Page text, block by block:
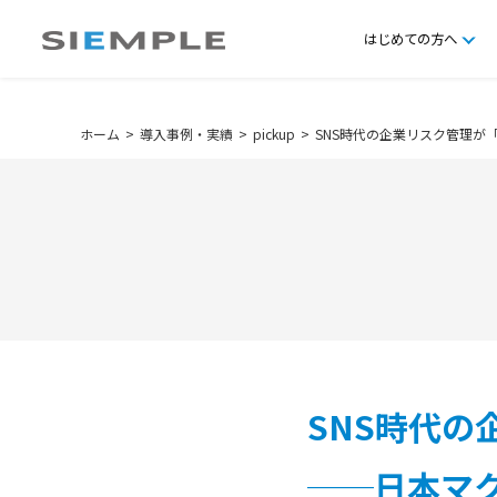
はじめての方へ
ホーム 導入事例・実績 pickup SNS時代の企業リスク管理
SNS時代の
──日本マク